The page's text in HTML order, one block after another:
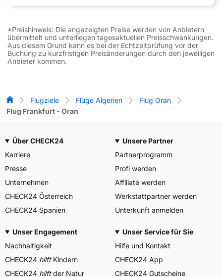
*Preishinweis: Die angezeigten Preise werden von Anbietern
übermittelt und unterliegen tagesaktuellen Preisschwankungen.
Aus diesem Grund kann es bei der Echtzeitprüfung vor der
Buchung zu kurzfristigen Preisänderungen durch den jeweiligen
Anbieter kommen.
Flug-Vergleich
Flugziele Flüge Algerien
Flug Oran
Flug Frankfurt - Oran
Über CHECK24
Karriere
Presse
Unternehmen
CHECK24 Österreich
CHECK24 Spanien
Unsere Partner
Partnerprogramm
Profi werden
Affiliate werden
Werkstattpartner werden
Unterkunft anmelden
Unser Engagement
Nachhaltigkeit
CHECK24 hilftKindern
CHECK24 hilftder Natur
Unser Service für Sie
Hilfe und Kontakt
CHECK24 App
CHECK24 Gutscheine